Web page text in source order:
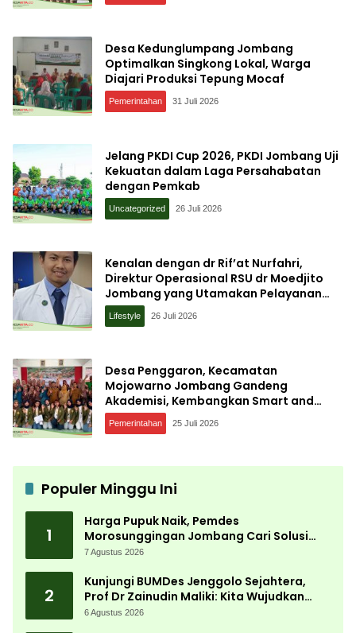
Desa Kedunglumpang Jombang
Optimalkan Singkong Lokal, Warga
Diajari Produksi Tepung Mocaf
Pemerintahan 31 Juli 2026
Jelang PKDI Cup 2026, PKDI Jombang Uji
Kekuatan dalam Laga Persahabatan
dengan Pemkab
Uncategorized 26 Juli 2026
Kenalan dengan dr Rif’at Nurfahri,
Direktur Operasional RSU dr Moedjito
Jombang yang Utamakan Pelayanan
Ilmiah
Lifestyle 26 Juli 2026
Desa Penggaron, Kecamatan
Mojowarno Jombang Gandeng
Akademisi, Kembangkan Smart and
Sustainable Village, Ini Tujuannya
Pemerintahan 25 Juli 2026
Populer Minggu Ini
1
Harga Pupuk Naik, Pemdes
Morosunggingan Jombang Cari Solusi
Lewat Kajian Akademik
7 Agustus 2026
2
Kunjungi BUMDes Jenggolo Sejahtera,
Prof Dr Zainudin Maliki: Kita Wujudkan
Kemandirian Ekonomi dengan Potensi
6 Agustus 2026